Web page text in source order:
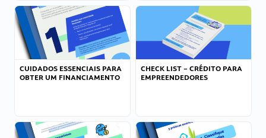
CUIDADOS ESSENCIAIS PARA
OBTER UM FINANCIAMENTO
CHECK LIST – CRÉDITO PARA
EMPREENDEDORES